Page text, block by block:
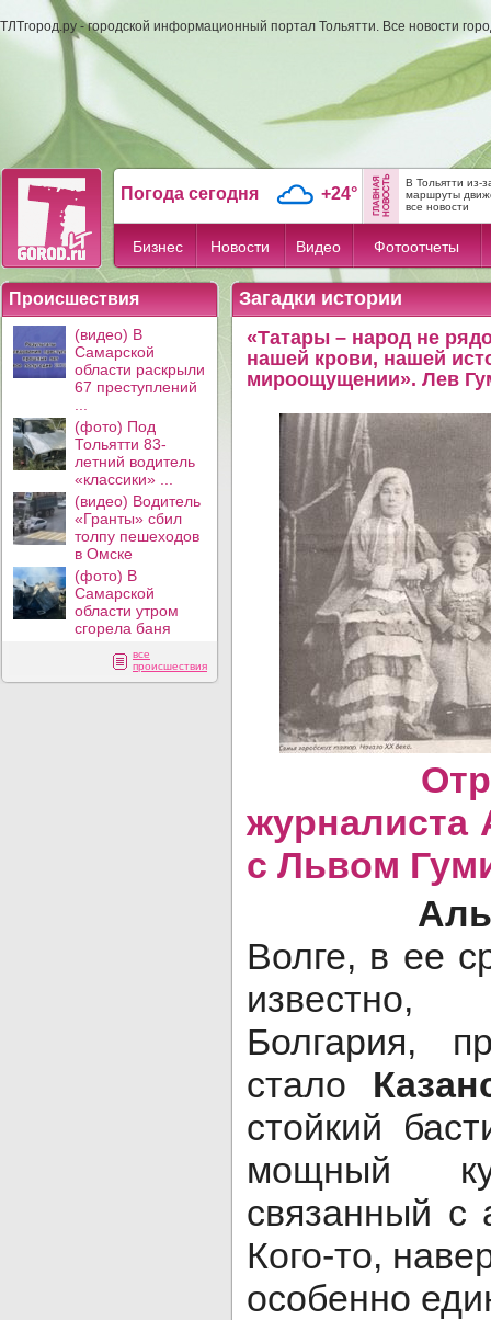
ТЛТгород.ру - городской информационный портал Тольятти. Все новости
Погода сегодня +24°
В Тольятти из-
маршруты
все новости
Бизнес Новости Видео Фотоотчеты
Происшествия
(видео) В
Самарской
области раскрыли
67 преступлений
(фото) Под
Тольятти 83-
летний водитель
«классики» ...
(видео) Водитель
«Гранты» сбил
толпу пешеходов
в Омске
(фото) В
Самарской
области утром
сгорела баня
все
происшествия
Загадки истории
«Татары – народ не
нашей крови, нашей
мироощущении». Лев
журналиста
с Львом
Альянс
Волге, в ее
известно,
Болгария,
стало
стойкий
мощный
связанный с
Кого-то,
особенно